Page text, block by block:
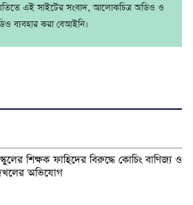
এই সাইটের সংবাদ, আলোকচিত্র অডিও ও
ব্যবহার করা বেআইনি।
শিক্ষক ফাহিদের বিরুদ্ধে কোচিং বাণিজ্য ও
অভিযোগ